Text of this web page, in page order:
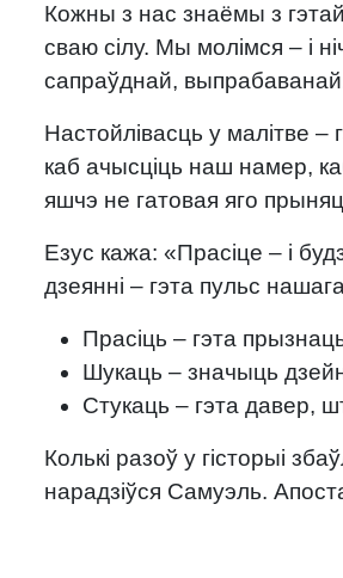
Кожны з нас знаёмы з
сваю сілу. Мы молімся – і
сапраўднай,
Настойлівасць у малітве –
каб ачысціць наш намер,
яшчэ не гатовая яго
Езус кажа: «Прасіце – і
дзеянні – гэта пульс
Прасіць – гэта
Шукаць – значыць
Стукаць – гэта давер,
Колькі разоў у гісторыі
нарадзіўся Самуэль.